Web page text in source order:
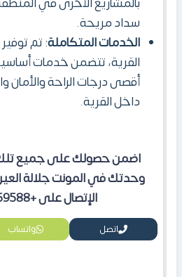
سداد مريحة.
الخدمات المتكاملة: تم
القرية، تتضمن خدمات
أقصى درجات الراحة والأمان
داخل القرية.
اضمن حصولك على جميع تلك
وحدتك في المونت جلالة
الإتصال على +201551559588.
اتصل واتساب